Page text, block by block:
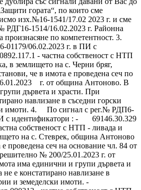
гората“, по които сме
изх.№16-1541/17.02 2023 г. и сме
РДГ16-1514/16.02.2023 г. Районна
произнасяне по компетентност. 3.
01179/06.02.2023 г. в ПИ с
- частна собственост с НТП
в землището на с. Черни бряг,
че в имота е проведена сеч по
г. от община Антоново. В
дървета и храсти. При
навлизане в съседни горски
имоти. 4. По сигнал с рег.№ РДП6-
с идентификатори : - 69146.30.329
собственост с НТП - ливада и
на с. Стеврек, община Антоново
проведена сеч на основание чл. 84 от
№ 200/25.01.2023 г. от
има единични и групи дървета и
е констатирано навлизане в
и земеделски имоти. -